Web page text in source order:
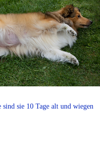
sind sie 10 Tage alt und wiegen